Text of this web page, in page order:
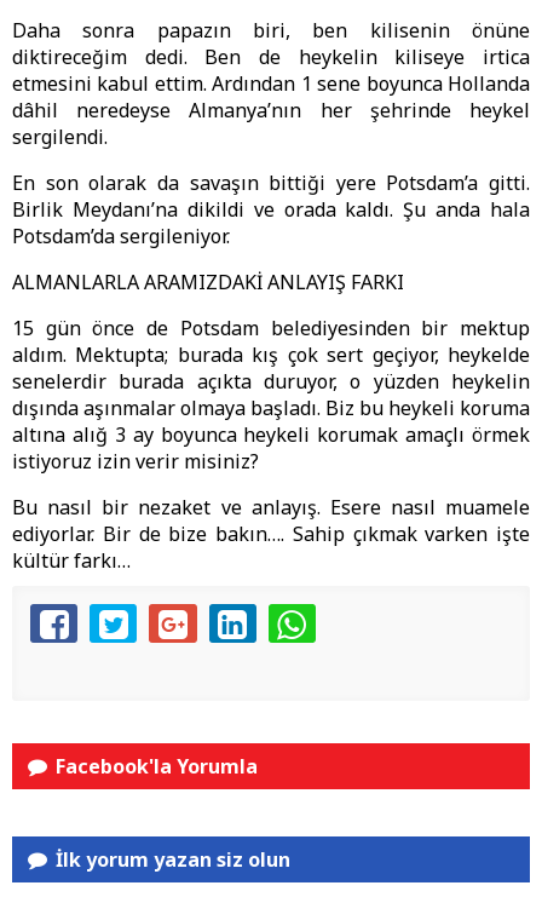
Daha sonra papazın biri, ben kilisenin önüne
diktireceğim dedi. Ben de heykelin kiliseye irtica
etmesini kabul ettim. Ardından 1 sene boyunca Hollanda
dâhil neredeyse Almanya’nın her şehrinde heykel
sergilendi.
En son olarak da savaşın bittiği yere Potsdam’a gitti.
Birlik Meydanı’na dikildi ve orada kaldı. Şu anda hala
Potsdam’da sergileniyor.
ALMANLARLA ARAMIZDAKİ ANLAYIŞ FARKI
15 gün önce de Potsdam belediyesinden bir mektup
aldım. Mektupta; burada kış çok sert geçiyor, heykelde
senelerdir burada açıkta duruyor, o yüzden heykelin
dışında aşınmalar olmaya başladı. Biz bu heykeli koruma
altına alığ 3 ay boyunca heykeli korumak amaçlı örmek
istiyoruz izin verir misiniz?
Bu nasıl bir nezaket ve anlayış. Esere nasıl muamele
ediyorlar. Bir de bize bakın…. Sahip çıkmak varken işte
kültür farkı…
Facebook'la Yorumla
İlk yorum yazan siz olun